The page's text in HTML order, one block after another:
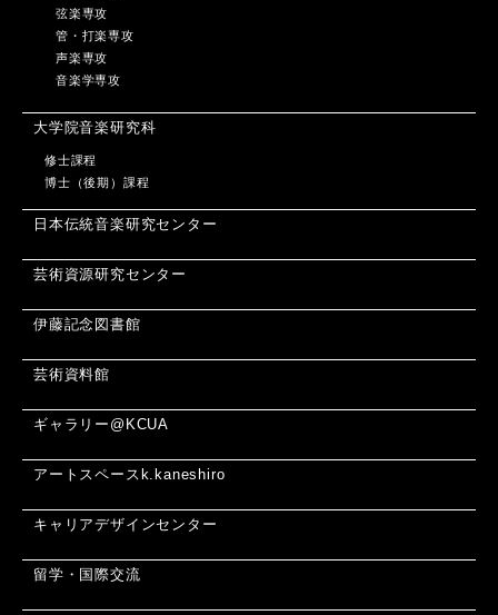
弦楽専攻
管・打楽専攻
声楽専攻
音楽学専攻
大学院音楽研究科
修士課程
博士（後期）課程
日本伝統音楽研究センター
芸術資源研究センター
伊藤記念図書館
芸術資料館
ギャラリー@KCUA
アートスペースk.kaneshiro
キャリアデザインセンター
留学・国際交流